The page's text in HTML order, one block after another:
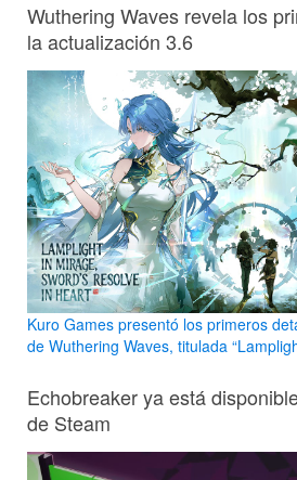
Wuthering Waves revela los
la actualización 3.6
Kuro Games presentó los primeros
de Wuthering Waves, titulada
Echobreaker ya está
de Steam